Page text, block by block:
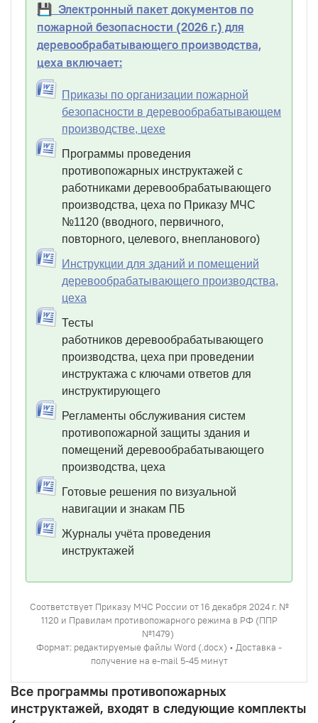
💾 Электронный пакет документов по
пожарной безопасности (2026 г.) для
деревообрабатывающего производства,
цеха включает:
Приказы по организации пожарной
безопасности в деревообрабатывающем
производстве, цехе
Программы проведения
противопожарных инструктажей с
работниками деревообрабатывающего
производства, цеха по Приказу МЧС
№1120 (вводного, первичного,
повторного, целевого, внепланового)
Инструкции для зданий и помещений
деревообрабатывающего производства,
цеха
Тесты
работников деревообрабатывающего
производства, цеха при проведении
инструктажа с ключами ответов для
инструктирующего
Регламенты обслуживания систем
противопожарной защиты здания и
помещений деревообрабатывающего
производства, цеха
Готовые решения по визуальной
навигации и знакам ПБ
Журналы учёта проведения
инструктажей
Соответствует Приказу МЧС России от 16 декабря 2024 г. №
1120 и Правилам противопожарного режима в РФ (ППР
№1479)
Формат: редактируемые файлы Word (.docx) • Доставка -
получение на e-mail 5-45 минут
Все программы противопожарных
инструктажей, входят в следующие комплекты